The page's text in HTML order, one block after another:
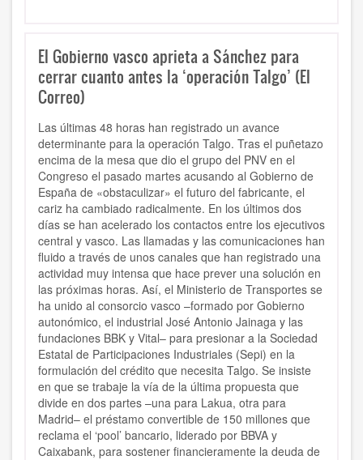
El Gobierno vasco aprieta a Sánchez para
cerrar cuanto antes la ‘operación Talgo’ (El
Correo)
Las últimas 48 horas han registrado un avance
determinante para la operación Talgo. Tras el puñetazo
encima de la mesa que dio el grupo del PNV en el
Congreso el pasado martes acusando al Gobierno de
España de «obstaculizar» el futuro del fabricante, el
cariz ha cambiado radicalmente. En los últimos dos
días se han acelerado los contactos entre los ejecutivos
central y vasco. Las llamadas y las comunicaciones han
fluido a través de unos canales que han registrado una
actividad muy intensa que hace prever una solución en
las próximas horas. Así, el Ministerio de Transportes se
ha unido al consorcio vasco –formado por Gobierno
autonómico, el industrial José Antonio Jainaga y las
fundaciones BBK y Vital– para presionar a la Sociedad
Estatal de Participaciones Industriales (Sepi) en la
formulación del crédito que necesita Talgo. Se insiste
en que se trabaje la vía de la última propuesta que
divide en dos partes –una para Lakua, otra para
Madrid– el préstamo convertible de 150 millones que
reclama el ‘pool’ bancario, liderado por BBVA y
Caixabank, para sostener financieramente la deuda de